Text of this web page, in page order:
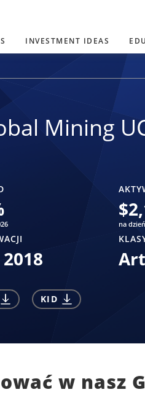
INVESTMENT IDEAS
Mining
$
na
KID
w nasz